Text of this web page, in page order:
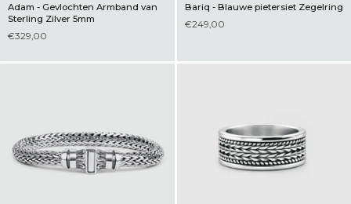
Adam - Gevlochten Armband van
Sterling Zilver 5mm
€329,00
Bariq - Blauwe pietersiet Zegelring
€249,00